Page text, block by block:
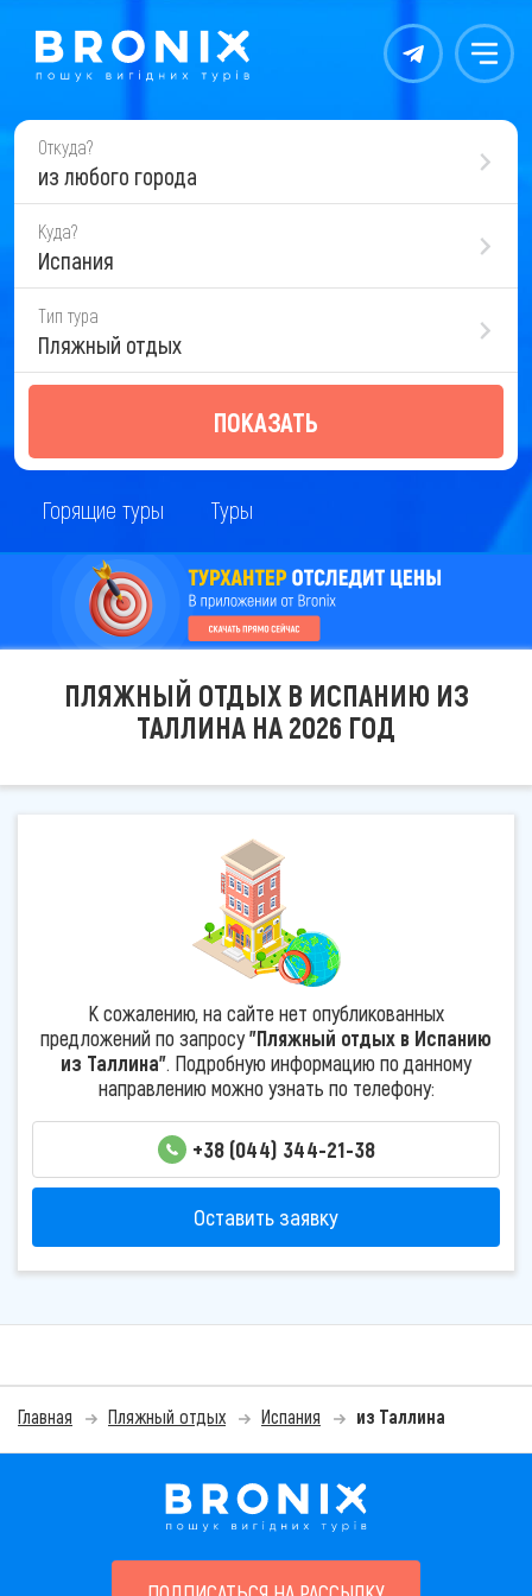
Контакты Меню
Откуда?
из любого города
Куда?
Испания
Тип тура
Пляжный отдых
ПОКАЗАТЬ
Горящие туры Туры
ПЛЯЖНЫЙ ОТДЫХ В ИСПАНИЮ ИЗ
ТАЛЛИНА НА 2026 ГОД
К сожалению, на сайте нет опубликованных
предложений по запросу"Пляжный отдых в Испанию
из Таллина". Подробную информацию по данному
направлению можно узнать по телефону:
+38 (044) 344-21-38
Оставить заявку
Главная Пляжный отдых Испания из Таллина